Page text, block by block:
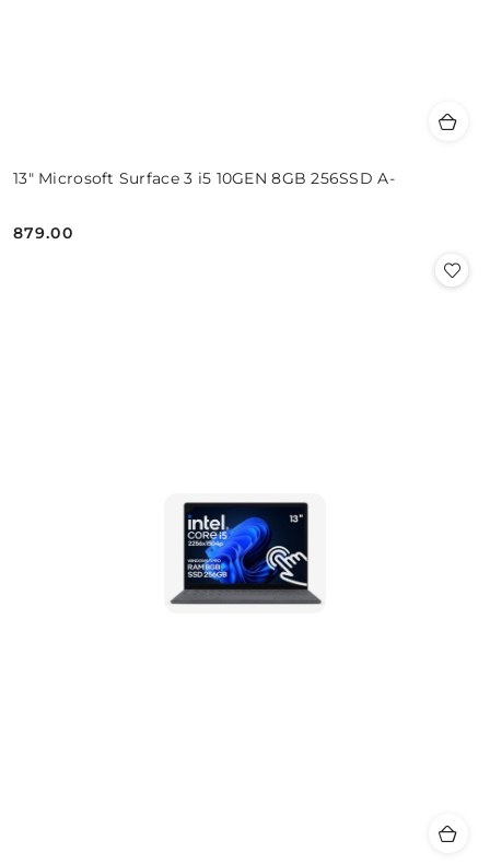
13" Microsoft Surface 3 i5 10GEN 8GB 256SSD A-
Cena:
879.00